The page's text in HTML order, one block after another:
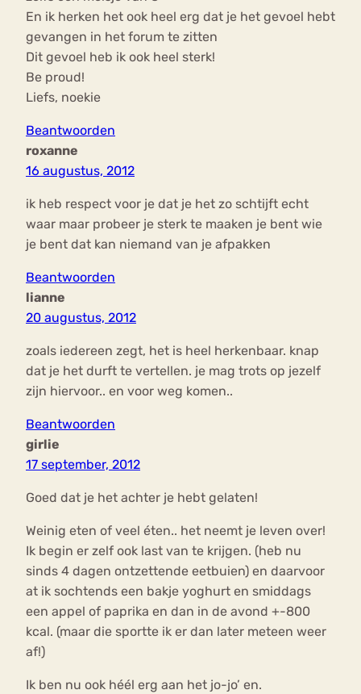
En ik herken het ook heel erg dat je het gevoel hebt
gevangen in het forum te zitten
Dit gevoel heb ik ook heel sterk!
Be proud!
Liefs, noekie
Beantwoorden
roxanne
16 augustus, 2012
ik heb respect voor je dat je het zo schtijft echt
waar maar probeer je sterk te maaken je bent wie
je bent dat kan niemand van je afpakken
Beantwoorden
lianne
20 augustus, 2012
zoals iedereen zegt, het is heel herkenbaar. knap
dat je het durft te vertellen. je mag trots op jezelf
zijn hiervoor.. en voor weg komen..
Beantwoorden
girlie
17 september, 2012
Goed dat je het achter je hebt gelaten!
Weinig eten of veel éten.. het neemt je leven over!
Ik begin er zelf ook last van te krijgen. (heb nu
sinds 4 dagen ontzettende eetbuien) en daarvoor
at ik sochtends een bakje yoghurt en smiddags
een appel of paprika en dan in de avond +-800
kcal. (maar die sportte ik er dan later meteen weer
af!)
Ik ben nu ook héél erg aan het jo-jo’ en.